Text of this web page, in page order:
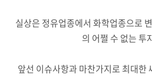
실상은 정유업종에서 화학업종으로
의 어쩔 수 없는 투
앞선 이슈사항과 마찬가지로 최대한